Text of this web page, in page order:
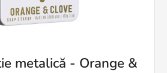
metalică - Orange &